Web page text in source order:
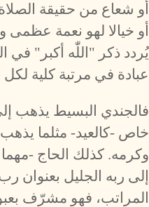
أو شعاع من حقيقة
أو خيالا لهو نعمة عظمى
يُردد ذكر "اللّٰه أكبر" في
عبادة في مرتبة كلية لكل
فالجندي البسيط يذهب
خاص -كالعيد- مثلما
وكرمه. كذلك الحاج -
إلى ربه الجليل بعنوان
المراتب، فهو مشرّف